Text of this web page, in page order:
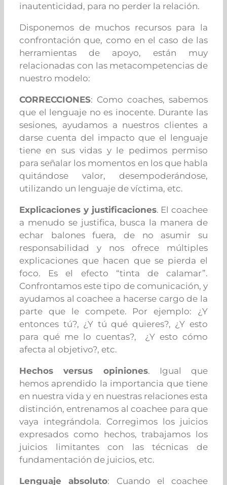
inautenticidad, para no perder la relación.
Disponemos de muchos recursos para la
confrontación que, como en el caso de las
herramientas de apoyo, están muy
relacionadas con las metacompetencias de
nuestro modelo:
CORRECCIONES: Como coaches, sabemos
que el lenguaje no es inocente. Durante las
sesiones, ayudamos a nuestros clientes a
darse cuenta del impacto que el lenguaje
tiene en sus vidas y le pedimos permiso
para señalar los momentos en los que habla
quitándose valor, desempoderándose,
utilizando un lenguaje de víctima, etc.
Explicaciones y justificaciones. El coachee
a menudo se justifica, busca la manera de
echar balones fuera, de no asumir su
responsabilidad y nos ofrece múltiples
explicaciones que hacen que se pierda el
foco. Es el efecto “tinta de calamar”.
Confrontamos este tipo de comunicación, y
ayudamos al coachee a hacerse cargo de la
parte que le compete. Por ejemplo: ¿Y
entonces tú?, ¿Y tú qué quieres?, ¿Y esto
para qué me lo cuentas?, ¿Y esto cómo
afecta al objetivo?, etc.
Hechos versus opiniones. Igual que
hemos aprendido la importancia que tiene
en nuestra vida y en nuestras relaciones esta
distinción, entrenamos al coachee para que
vaya integrándola. Corregimos los juicios
expresados como hechos, trabajamos los
juicios limitantes con las técnicas de
fundamentación de juicios, etc.
Lenguaje absoluto: Cuando el coachee